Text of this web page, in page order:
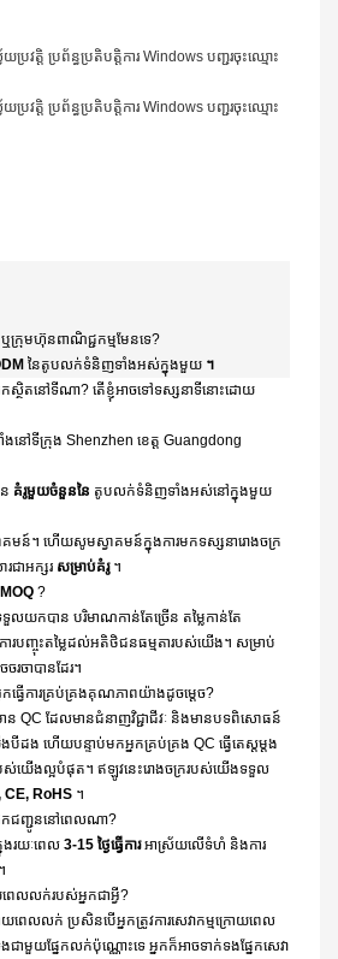
ក្រុមហ៊ុនពាណិជ្ជកម្មមែនទេ?
នៃតូបលក់ទំនិញទាំងអស់ក្នុងមួយ ។
ស្ថិតនៅទីណា? តើខ្ញុំអាចទៅទស្សនាទីនោះដោយ
នៅទីក្រុង Shenzhen ខេត្ត Guangdong
គំរូមួយចំនួននៃ តូបលក់ទំនិញទាំងអស់នៅក្នុងមួយ
ាគមន៍។ ហើយសូមស្វាគមន៍ក្នុងការមកទស្សនារោងចក្រ
ជាអក្សរ សម្រាប់គំរូ។
MOQ ?
យកបាន បរិមាណកាន់តែច្រើន តម្លៃកាន់តែ
ញ្ចុះតម្លៃដល់អតិថិជនធម្មតារបស់យើង។ សម្រាប់
រចាបានដែរ។
ធ្វើការគ្រប់គ្រងគុណភាពយ៉ាងដូចម្តេច?
QC ដែលមានជំនាញវិជ្ជាជីវៈ និងមានបទពិសោធន៍
ហើយបន្ទាប់មកអ្នកគ្រប់គ្រង QC ធ្វើតេស្តម្តង
ស់យើងល្អបំផុត។ ឥឡូវនេះរោងចក្ររបស់យើងទទួល
CE, RoHS ។
កជញ្ជូននៅពេលណា?
ងរយៈពេល 3-15 ថ្ងៃធ្វើការអាស្រ័យលើទំហំ និងការ
េលលក់របស់អ្នកជាអ្វី?
យពេលលក់ ប្រសិនបើអ្នកត្រូវការសេវាកម្មក្រោយពេល
ាមួយផ្នែកលក់ប៉ុណ្ណោះទេ អ្នកក៏អាចទាក់ទងផ្នែកសេវា